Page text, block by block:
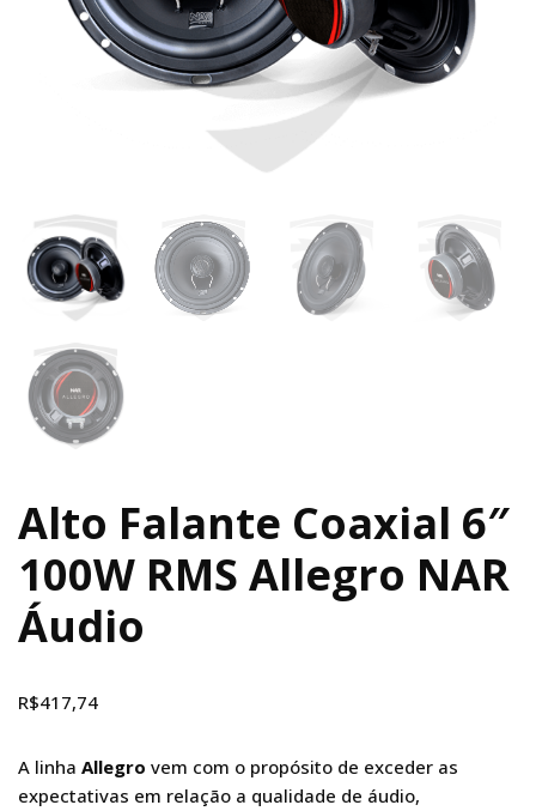
Alto Falante Coaxial 6″
100W RMS Allegro NAR
Áudio
R$417,74
A linha Allegro vem com o propósito de exceder as
expectativas em relação a qualidade de áudio,